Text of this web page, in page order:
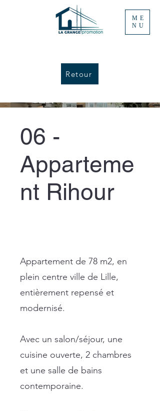
ME
NU
Retour
06 -
Apparteme
nt Rihour
Appartement de 78 m2, en
plein centre ville de Lille,
entièrement repensé et
modernisé.
Avec un salon/séjour, une
cuisine ouverte, 2 chambres
et une salle de bains
contemporaine.